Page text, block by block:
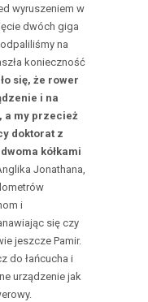
wyruszeniem w
dwóch giga
na
konieczność
się, że rower
i na
a my przecież
doktorat z
kółkami
Jonathana,
i
się czy
jeszcze Pamir.
do łańcucha i
urządzenie jak